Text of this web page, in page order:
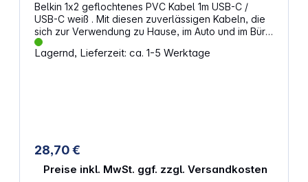
Belkin 1x2 geflochtenes PVC Kabel 1m USB-C /
USB-C weiß . Mit diesen zuverlässigen Kabeln, die
sich zur Verwendung zu Hause, im Auto und im Büro
eignen, können Sie Ihre Geräte jederzeit
anschließen, laden und synchronisieren. Da sie auf
Verwendung mit all Ihren Geräten. Überblick:
Laden und synchronisieren Sie USB-C-Geräte über
beliebige USB-C-Ladegeräte oder -Anschlüsse
Lagernd, Lieferzeit: ca. 1-5 Werktage
28,70 €
Preise inkl. MwSt. ggf. zzgl. Versandkosten